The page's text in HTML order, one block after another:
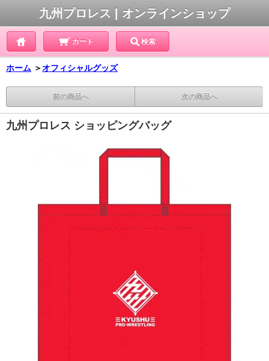
九州プロレス | オンラインショップ
カート 検索
ホーム ＞オフィシャルグッズ
前の商品へ 次の商品へ
九州プロレス ショッピングバッグ